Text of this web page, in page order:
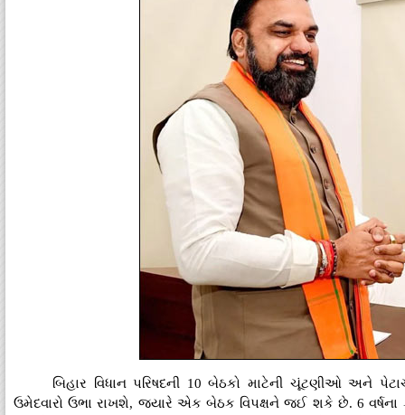
બિહાર વિધાન પરિષદની 10 બેઠકો માટેની ચૂંટણીઓ અને
ઉમેદવારો ઉભા રાખશે, જ્યારે એક બેઠક વિપક્ષને જઈ શકે છે. 6 વર્ષના